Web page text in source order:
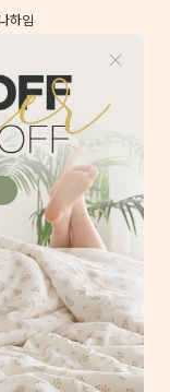
하임
니다.